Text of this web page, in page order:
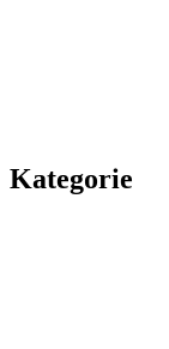
Kategorie